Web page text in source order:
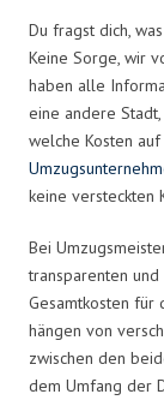
Du fragst dich,
Keine Sorge, wir
haben alle
eine andere
welche Kosten
keine versteckten
Bei
transparenten
Gesamtkosten für
hängen von
zwischen den
dem Umfang der